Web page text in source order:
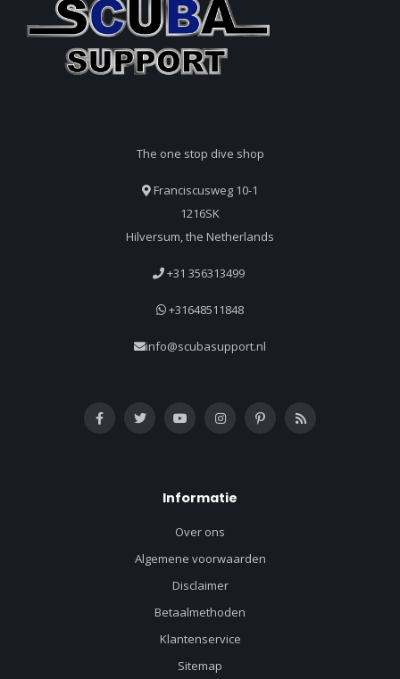
The one stop dive shop
Franciscusweg 10-1
1216SK
Hilversum, the Netherlands
+31 356313499
+31648511848
info@scubasupport.nl
Informatie
Over ons
Algemene voorwaarden
Disclaimer
Betaalmethoden
Klantenservice
Sitemap